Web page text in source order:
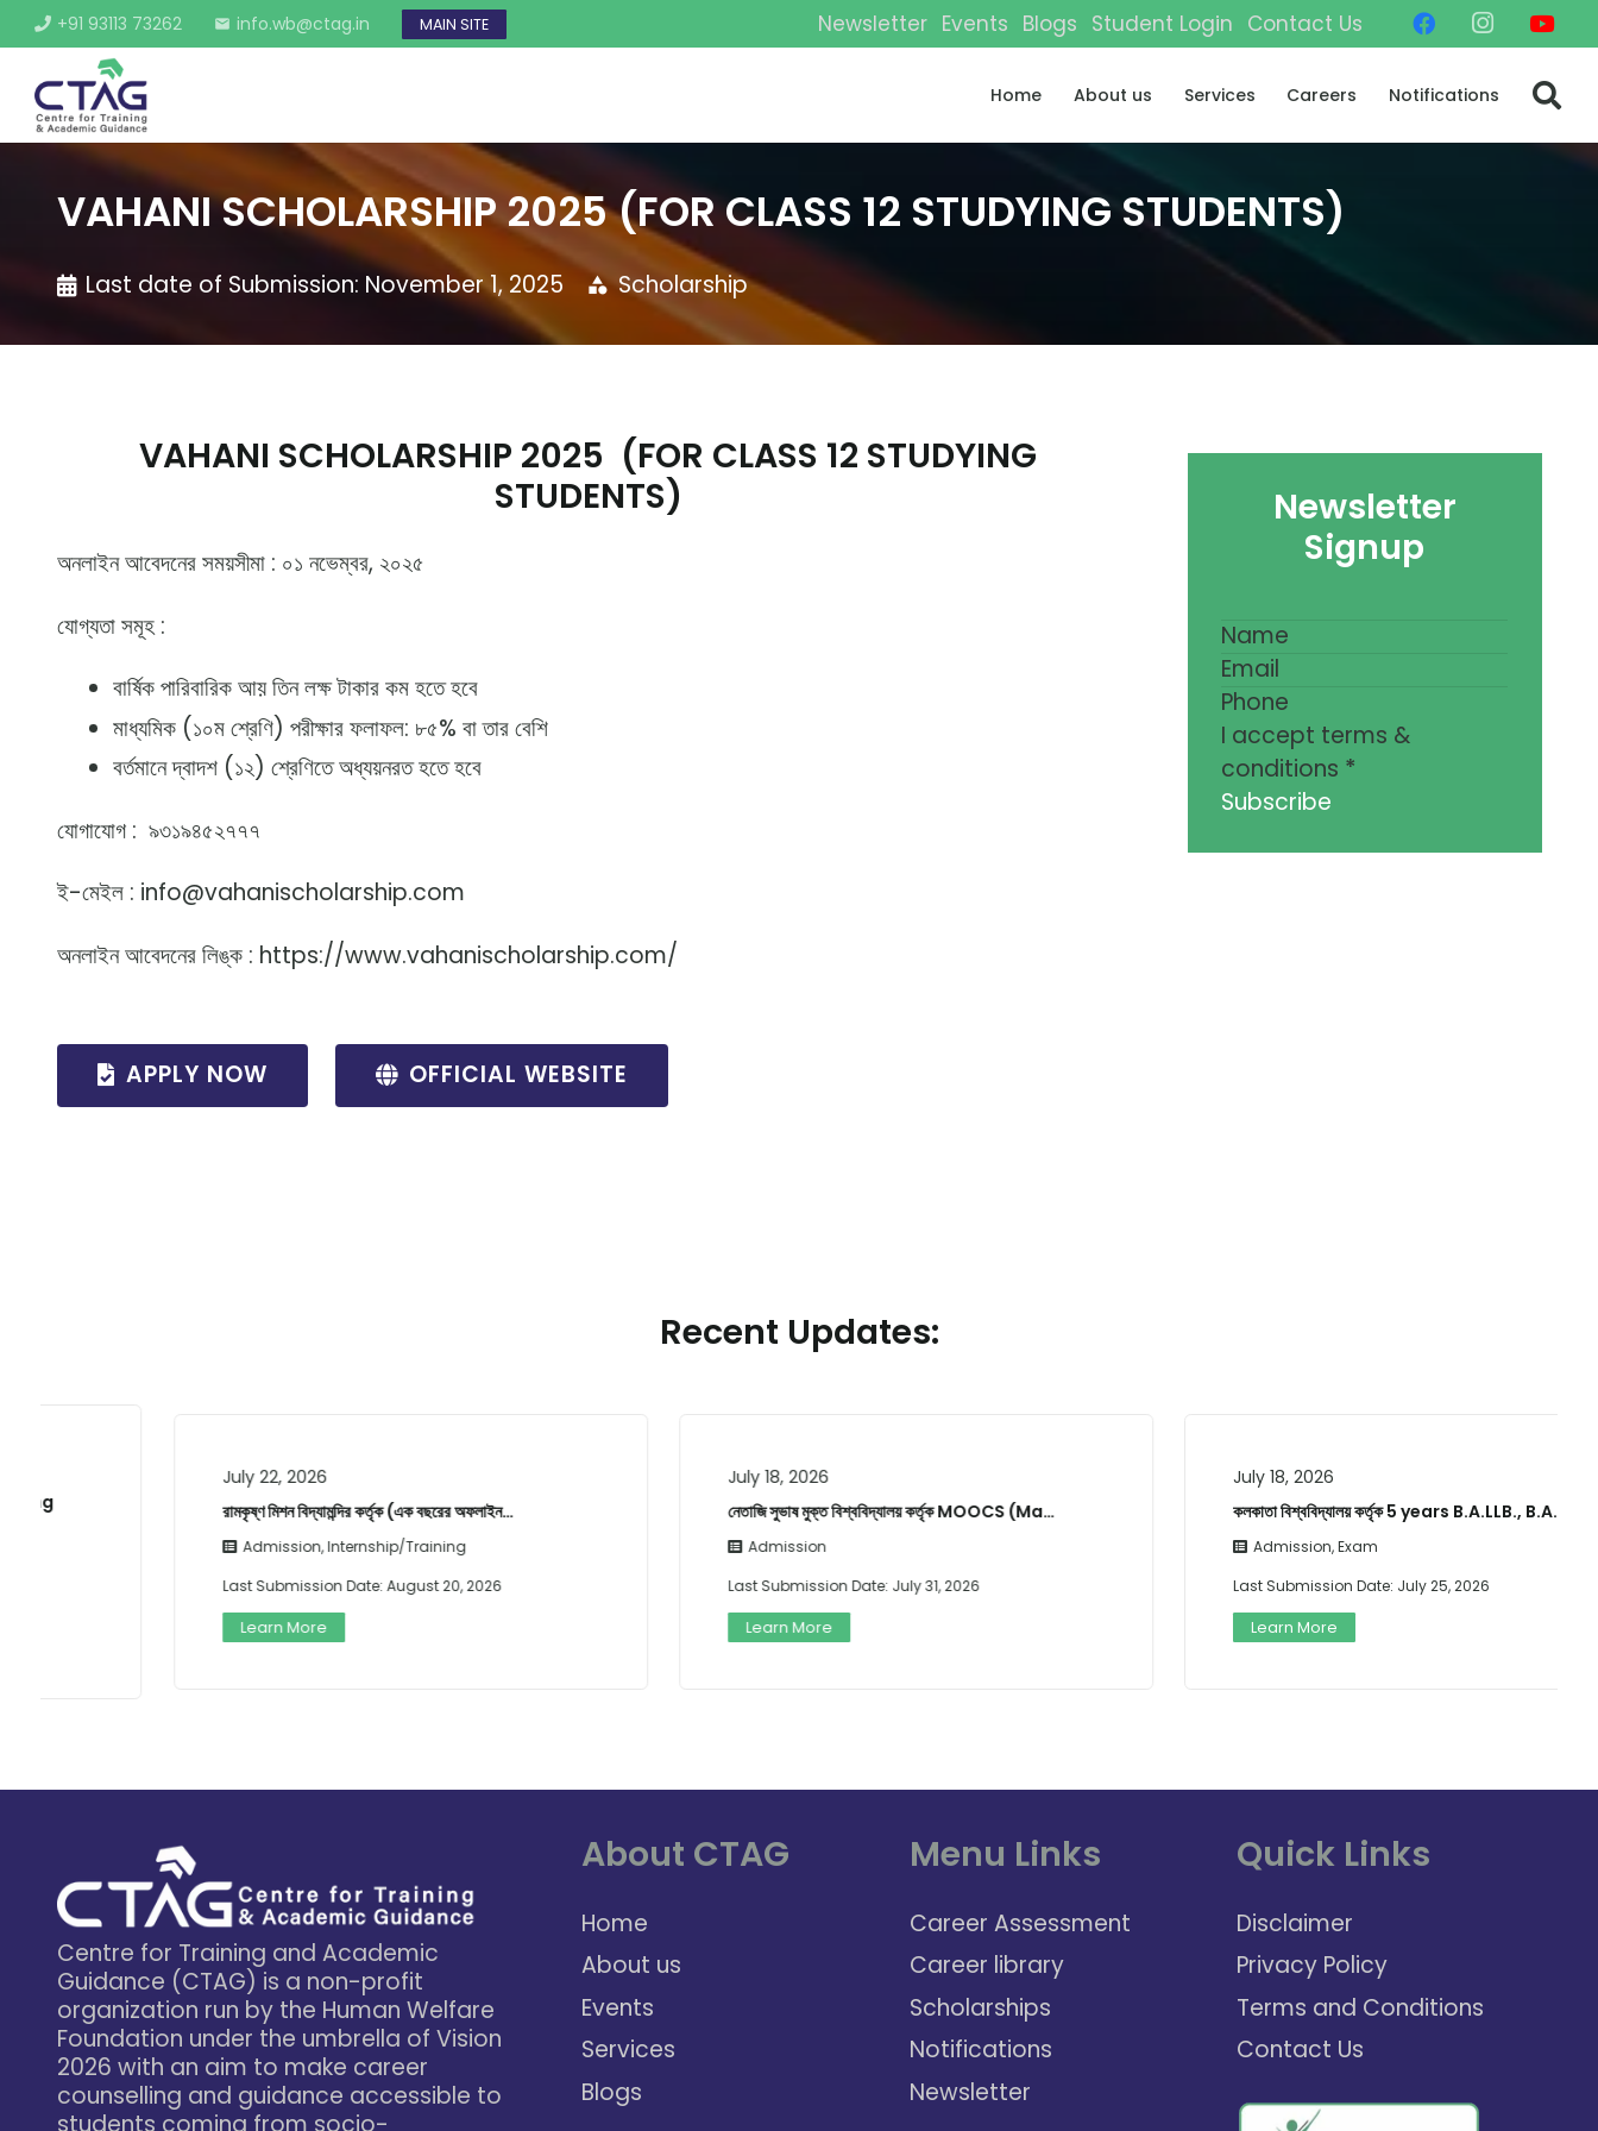
+91 93113 73262 mail info.wb@ctag.in MAIN SITE Newsletter Events Blogs Student Login Contact Us
Home About us Services Careers Notifications
VAHANI SCHOLARSHIP 2025 (FOR CLASS 12 STUDYING STUDENTS)
Last date of Submission: November 1, 2025 category Scholarship
VAHANI SCHOLARSHIP 2025 (FOR CLASS 12 STUDYING
STUDENTS)
অনলাইন আবেদনের সময়সীমা : ০১ নভেম্বর, ২০২৫
যোগ্যতা সমূহ :
বার্ষিক পারিবারিক আয় তিন লক্ষ টাকার কম হতে হবে
মাধ্যমিক (১০ম শ্রেণি) পরীক্ষার ফলাফল: ৮৫% বা তার বেশি
বর্তমানে দ্বাদশ (১২) শ্রেণিতে অধ্যয়নরত হতে হবে
যোগাযোগ : ৯৩১৯৪৫২৭৭৭
ই-মেইল : info@vahanischolarship.com
অনলাইন আবেদনের লিঙ্ক : https://www.vahanischolarship.com/
APPLY NOW OFFICIAL WEBSITE
Newsletter
Signup
I accept terms &
conditions *
Subscribe
Recent Updates:
রামকৃষ্ণ মিশন বিদ্যামন্দির কর্তৃক (এক বছরের অফলাইন…
Internship/Training
Last Submission Date:August 20, 2026
নেতাজি সুভাষ মুক্ত বিশ্ববিদ্যালয় কর্তৃক MOOCS (Ma…
Last Submission Date:July 31, 2026
কলকাতা বিশ্ববিদ্যালয় কর্তৃক 5 years B.A.LLB., B.A.…
Exam
Last Submission Date:July 25, 2026
Centre for Training and Academic
Guidance (CTAG) is a non-profit
organization run by the Human Welfare
Foundation under the umbrella of Vision
2026 with an aim to make career
counselling and guidance accessible to
students coming from socio-
About CTAG
Home
About us
Events
Services
Blogs
Menu Links
Career Assessment
Career library
Scholarships
Notifications
Newsletter
Quick Links
Disclaimer
Privacy Policy
Terms and Conditions
Contact Us